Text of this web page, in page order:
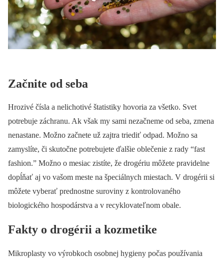
Začnite od seba
Hrozivé čísla a nelichotivé štatistiky hovoria za všetko. Svet
potrebuje záchranu. Ak však my sami nezačneme od seba, zmena
nenastane. Možno začnete už zajtra triediť odpad. Možno sa
zamyslíte, či skutočne potrebujete ďalšie oblečenie z rady “fast
fashion.” Možno o mesiac zistíte, že drogériu môžete pravidelne
dopĺňať aj vo vašom meste na špeciálnych miestach. V drogérii si
môžete vyberať prednostne suroviny z kontrolovaného
biologického hospodárstva a v recyklovateľnom obale.
Fakty o drogérii a kozmetike
Mikroplasty vo výrobkoch osobnej hygieny počas používania